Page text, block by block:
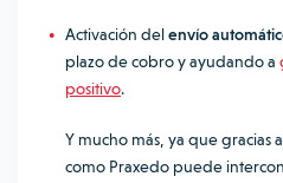
Activación delenvío
plazo de cobro y ayudando a
positivo.
Y mucho más, ya que gracias
como Praxedo puede